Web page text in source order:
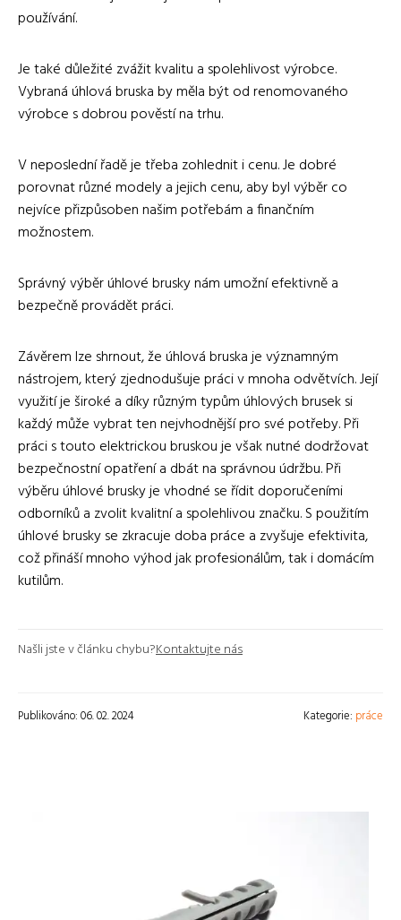
používání.
Je také důležité zvážit kvalitu a spolehlivost výrobce.
Vybraná úhlová bruska by měla být od renomovaného
výrobce s dobrou pověstí na trhu.
V neposlední řadě je třeba zohlednit i cenu. Je dobré
porovnat různé modely a jejich cenu, aby byl výběr co
nejvíce přizpůsoben našim potřebám a finančním
možnostem.
Správný výběr úhlové brusky nám umožní efektivně a
bezpečně provádět práci.
Závěrem lze shrnout, že úhlová bruska je významným
nástrojem, který zjednodušuje práci v mnoha odvětvích. Její
využití je široké a díky různým typům úhlových brusek si
každý může vybrat ten nejvhodnější pro své potřeby. Při
práci s touto elektrickou bruskou je však nutné dodržovat
bezpečnostní opatření a dbát na správnou údržbu. Při
výběru úhlové brusky je vhodné se řídit doporučeními
odborníků a zvolit kvalitní a spolehlivou značku. S použitím
úhlové brusky se zkracuje doba práce a zvyšuje efektivita,
což přináší mnoho výhod jak profesionálům, tak i domácím
kutilům.
Našli jste v článku chybu?Kontaktujte nás
Publikováno: 06. 02. 2024 Kategorie: práce